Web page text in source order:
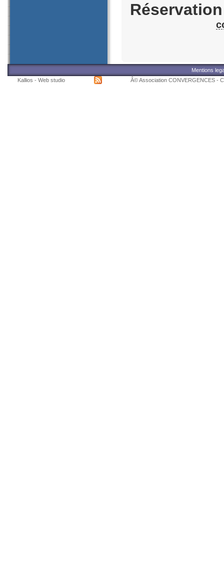
Mentions
Kallios - Web studio
Â© Association CONVERGENCES -